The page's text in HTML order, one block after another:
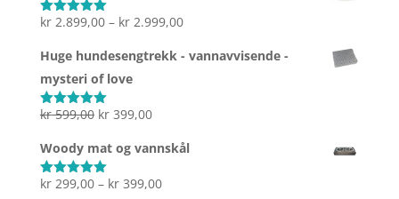
Vurdert5.00
kr2.899,00 – kr2.999,00Prisområde:
Huge hundesengtrekk - vannavvisende -
mysteri of love
Vurdert5.00
kr599,00 Opprinnelig
var:
kr 599,00.
kr399,00Nåværende
kr 399,00.
Woody mat og vannskål
Vurdert5.00
kr299,00 – kr399,00Prisområde: